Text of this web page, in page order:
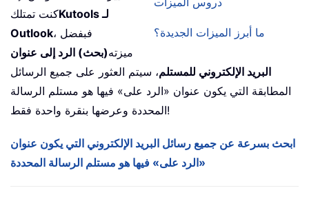
ما أبرز الميزات الجديدة؟
كنت تمتلكKutools لـ
Outlook، فبفضل
ميزته(بحث) الرد إلى عنوان
البريد الإلكتروني للمستلم، سيتم العثور على جميع الرسائل
المطابقة التي يكون عنوان «الرد على» فيها هو مستلم الرسالة
المحددة وعرضها بنقرة واحدة فقط!
ابحث بسرعة عن جميع رسائل البريد الإلكتروني التي يكون عنوان
«الرد على» فيها هو مستلم الرسالة المحددة